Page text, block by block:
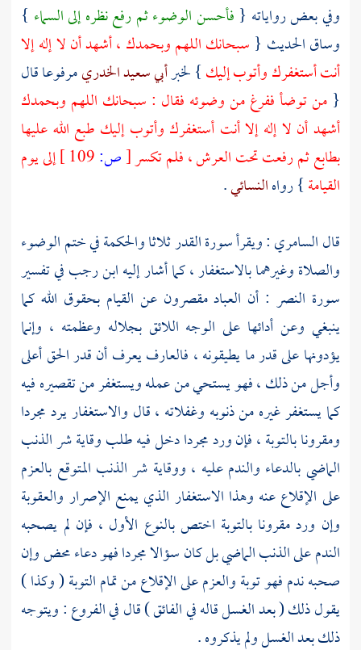
وفي بعض رواياته { فأحسن الوضوء ثم رفع نظره إلى السماء }
وساق الحديث { سبحانك اللهم وبحمدك ، أشهد أن لا إله إلا
أنت أستغفرك وأتوب إليك} لخبرأبي سعيد الخدريمرفوعا قال
{من توضأ ففرغ من وضوئه فقال : سبحانك اللهم وبحمدك
أشهد أن لا إله إلا أنت أستغفرك وأتوب إليك طبع الله عليها
بطابع ثم رفعت تحت العرش ، فلم تكسر[ص:
إلى يوم
القيامة} رواهالنسائي.
قالالسامري: ويقرأ سورة القدر ثلاثا والحكمة في ختم الوضوء
والصلاة وغيرهما بالاستغفار ، كما أشار إليهابن رجبفي تفسير
سورة النصر : أن العباد مقصرون عن القيام بحقوق الله كما
ينبغي وعن أدائها على الوجه اللائق بجلاله وعظمته ، وإنما
يؤدونها على قدر ما يطيقونه ، فالعارف يعرف أن قدر الحق أعلى
وأجل من ذلك ، فهو يستحي من عمله ويستغفر من تقصيره فيه
كما يستغفر غيره من ذنوبه وغفلاته ، قال والاستغفار يرد مجردا
ومقرونا بالتوبة ، فإن ورد مجردا دخل فيه طلب وقاية شر الذنب
الماضي بالدعاء والندم عليه ، ووقاية شر الذنب المتوقع بالعزم
على الإقلاع عنه وهذا الاستغفار الذي يمنع الإصرار والعقوبة
وإن ورد مقرونا بالتوبة اختص بالنوع الأول ، فإن لم يصحبه
الندم على الذنب الماضي بل كان سؤالا مجردا فهو دعاء محض وإن
صحبه ندم فهو توبة والعزم على الإقلاع من تمام التوبة ( وكذا )
يقول ذلك ( بعد الغسل قاله في الفائق ) قال في الفروع : ويتوجه
ذلك بعد الغسل ولم يذكروه .